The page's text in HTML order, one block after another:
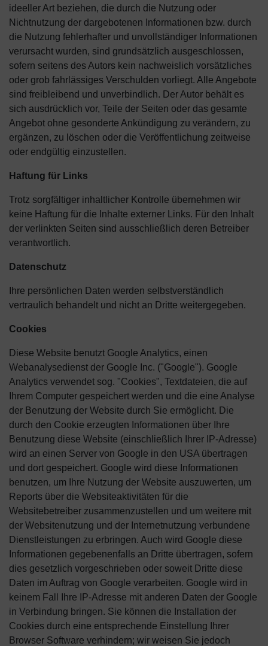
ideeller Art beziehen, die durch die Nutzung oder
Nichtnutzung der dargebotenen Informationen bzw. durch
die Nutzung fehlerhafter und unvollständiger Informationen
verursacht wurden, sind grundsätzlich ausgeschlossen,
sofern seitens des Autors kein nachweislich vorsätzliches
oder grob fahrlässiges Verschulden vorliegt. Alle Angebote
sind freibleibend und unverbindlich. Der Autor behält es
sich ausdrücklich vor, Teile der Seiten oder das gesamte
Angebot ohne gesonderte Ankündigung zu verändern, zu
ergänzen, zu löschen oder die Veröffentlichung zeitweise
oder endgültig einzustellen.
Haftung für Links
Trotz sorgfältiger inhaltlicher Kontrolle übernehmen wir
keine Haftung für die Inhalte externer Links. Für den Inhalt
der verlinkten Seiten sind ausschließlich deren Betreiber
verantwortlich.
Datenschutz
Ihre persönlichen Daten werden selbstverständlich
vertraulich behandelt und nicht an Dritte weitergegeben.
Cookies
Diese Website benutzt Google Analytics, einen
Webanalysedienst der Google Inc. ("Google"). Google
Analytics verwendet sog. "Cookies", Textdateien, die auf
Ihrem Computer gespeichert werden und die eine Analyse
der Benutzung der Website durch Sie ermöglicht. Die
durch den Cookie erzeugten Informationen über Ihre
Benutzung diese Website (einschließlich Ihrer IP-Adresse)
wird an einen Server von Google in den USA übertragen
und dort gespeichert. Google wird diese Informationen
benutzen, um Ihre Nutzung der Website auszuwerten, um
Reports über die Websiteaktivitäten für die
Websitebetreiber zusammenzustellen und um weitere mit
der Websitenutzung und der Internetnutzung verbundene
Dienstleistungen zu erbringen. Auch wird Google diese
Informationen gegebenenfalls an Dritte übertragen, sofern
dies gesetzlich vorgeschrieben oder soweit Dritte diese
Daten im Auftrag von Google verarbeiten. Google wird in
keinem Fall Ihre IP-Adresse mit anderen Daten der Google
in Verbindung bringen. Sie können die Installation der
Cookies durch eine entsprechende Einstellung Ihrer
Browser Software verhindern; wir weisen Sie jedoch